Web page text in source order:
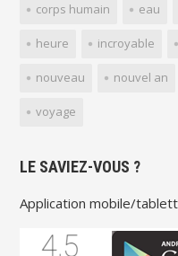
corps humain eau
heure incroyable
nouveau nouvel an
voyage
LE SAVIEZ-VOUS ?
Application mobile/